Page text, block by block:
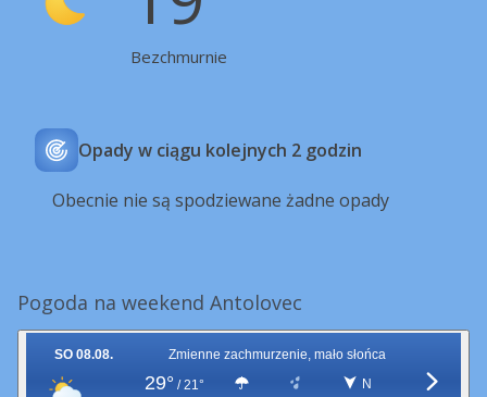
Bezchmurnie
Opady w ciągu kolejnych 2 godzin
Obecnie nie są spodziewane żadne opady
Pogoda na weekend Antolovec
SO 08.08. Zmienne zachmurzenie, mało słońca
29° / 21°
N